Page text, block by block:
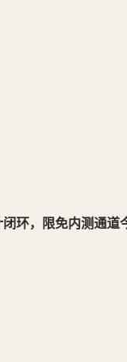
环，限免内测通道